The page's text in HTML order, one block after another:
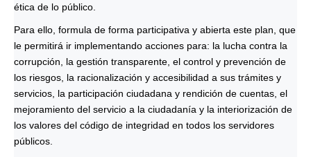
ética de lo público.
Para ello, formula de forma participativa y abierta este plan, que
le permitirá ir implementando acciones para: la lucha contra la
corrupción, la gestión transparente, el control y prevención de
los riesgos, la racionalización y accesibilidad a sus trámites y
servicios, la participación ciudadana y rendición de cuentas, el
mejoramiento del servicio a la ciudadanía y la interiorización de
los valores del código de integridad en todos los servidores
públicos.